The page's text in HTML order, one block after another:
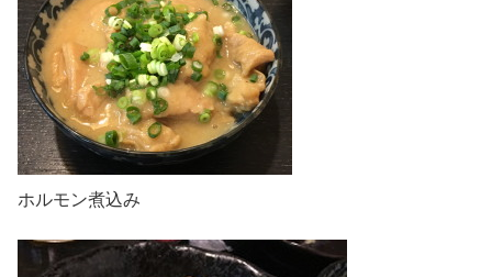
ホルモン煮込み